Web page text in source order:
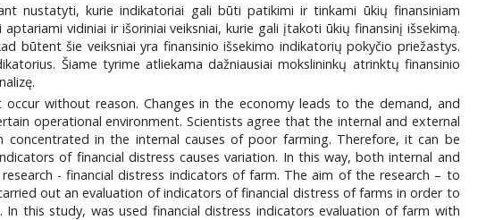
nustatyti, kurie indikatoriai gali būti patikimi ir tinkami ūkių finansiniam
vidiniai ir išoriniai veiksniai, kurie gali įtakoti ūkių finansinį išsekimą.
būtent šie veiksniai yra finansinio išsekimo indikatorių pokyčio priežastys.
Šiame tyrime atliekama dažniausiai mokslininkų atrinktų finansinio
without reason. Changes in the economy leads to the demand, and
operational environment. Scientists agree that the internal and external
concentrated in the internal causes of poor farming. Therefore, it can be
of financial distress causes variation. In this way, both internal and
- financial distress indicators of farm. The aim of the research – to
out an evaluation of indicators of financial distress of farms in order to
this study, was used financial distress indicators evaluation of farm with